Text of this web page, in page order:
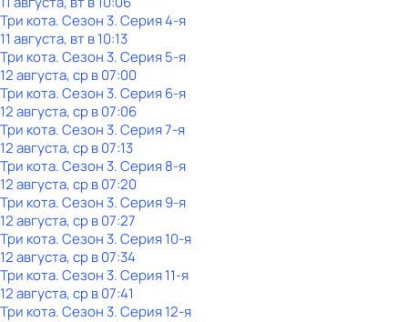
Три кота. Сезон 3. Серия 4-я
11 августа, вт в 10:13
Три кота. Сезон 3. Серия 5-я
12 августа, ср в 07:00
Три кота. Сезон 3. Серия 6-я
12 августа, ср в 07:06
Три кота. Сезон 3. Серия 7-я
12 августа, ср в 07:13
Три кота. Сезон 3. Серия 8-я
12 августа, ср в 07:20
Три кота. Сезон 3. Серия 9-я
12 августа, ср в 07:27
Три кота. Сезон 3. Серия 10-я
12 августа, ср в 07:34
Три кота. Сезон 3. Серия 11-я
12 августа, ср в 07:41
Три кота. Сезон 3. Серия 12-я